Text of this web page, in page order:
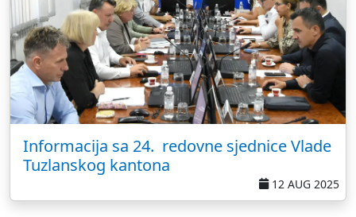
Informacija sa 24. redovne sjednice Vlade
Tuzlanskog kantona
12 AUG 2025